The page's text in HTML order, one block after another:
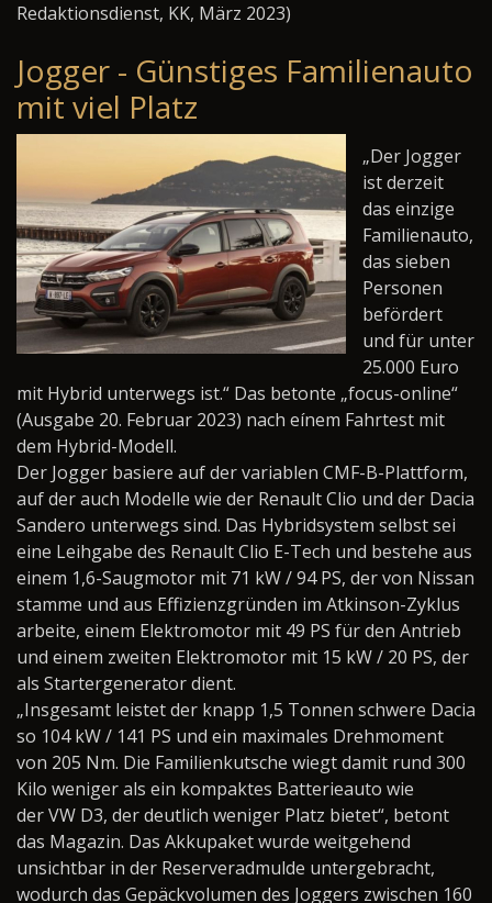
Redaktionsdienst, KK, März 2023)
Jogger - Günstiges Familienauto
mit viel Platz
„Der Jogger
ist derzeit
das einzige
Familienauto,
das sieben
Personen
befördert
und für unter
25.000 Euro
mit Hybrid unterwegs ist.“ Das betonte „focus-online“
(Ausgabe 20. Februar 2023) nach eínem Fahrtest mit
dem Hybrid-Modell.
Der Jogger basiere auf der variablen CMF-B-Plattform,
auf der auch Modelle wie der Renault Clio und der Dacia
Sandero unterwegs sind. Das Hybridsystem selbst sei
eine Leihgabe des Renault Clio E-Tech und bestehe aus
einem 1,6-Saugmotor mit 71 kW / 94 PS, der von Nissan
stamme und aus Effizienzgründen im Atkinson-Zyklus
arbeite, einem Elektromotor mit 49 PS für den Antrieb
und einem zweiten Elektromotor mit 15 kW / 20 PS, der
als Startergenerator dient.
„Insgesamt leistet der knapp 1,5 Tonnen schwere Dacia
so 104 kW / 141 PS und ein maximales Drehmoment
von 205 Nm. Die Familienkutsche wiegt damit rund 300
Kilo weniger als ein kompaktes Batterieauto wie
der VW D3, der deutlich weniger Platz bietet“, betont
das Magazin. Das Akkupaket wurde weitgehend
unsichtbar in der Reserveradmulde untergebracht,
wodurch das Gepäckvolumen des Joggers zwischen 160